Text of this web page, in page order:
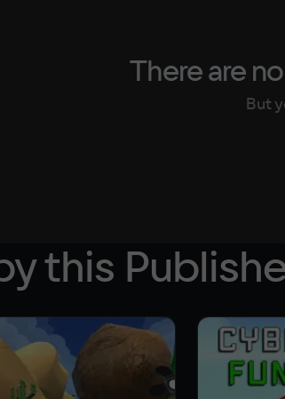
There are
But
this